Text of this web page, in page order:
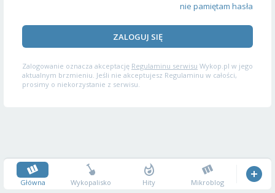
nie pamiętam hasła
ZALOGUJ SIĘ
Zalogowanie oznacza akceptację Regulaminu serwisu Wykop.pl w jego
aktualnym brzmieniu. Jeśli nie akceptujesz Regulaminu w całości,
prosimy o niekorzystanie z serwisu.
Główna Wykopalisko Hity Mikroblog